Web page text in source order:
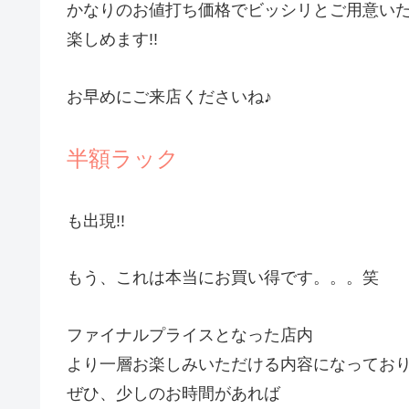
かなりのお値打ち価格でビッシリとご用意い
楽しめます!!
お早めにご来店くださいね♪
半額ラック
も出現!!
もう、これは本当にお買い得です。。。笑
ファイナルプライスとなった店内
より一層お楽しみいただける内容になってお
ぜひ、少しのお時間があれば